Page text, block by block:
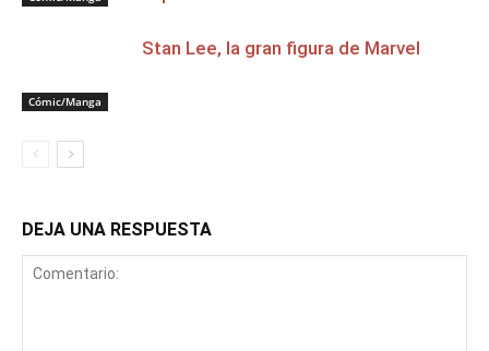
Cómic/Manga
Stan Lee, la gran figura de Marvel
DEJA UNA RESPUESTA